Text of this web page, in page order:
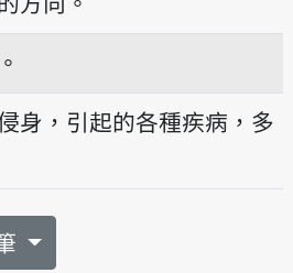
身，引起的各種疾病，多